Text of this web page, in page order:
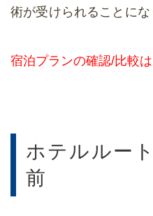
術が受けられることにな
宿泊プランの確認/比較
ホテルルー
前